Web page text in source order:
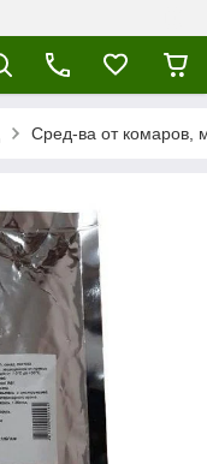
Сред-ва от комаров,